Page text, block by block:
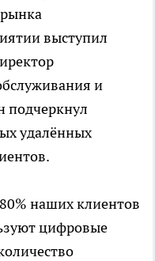
выступил
и
подчеркнул
удалённых
наших клиентов
цифровые